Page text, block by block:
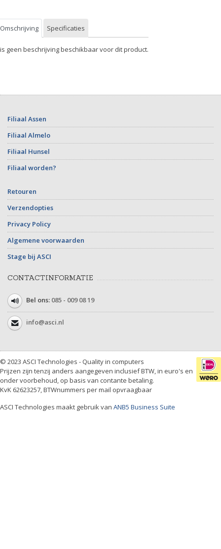
Omschrijving Specificaties
geen beschrijving beschikbaar voor dit product.
Filiaal Assen
Filiaal Almelo
Filiaal Hunsel
Filiaal worden?
Retouren
Verzendopties
Privacy Policy
Algemene voorwaarden
Stage bij ASCI
CONTACTINFORMATIE
Bel ons: 085 - 009 08 19
info@asci.nl
© 2023 ASCI Technologies - Quality in computers
Prijzen zijn tenzij anders aangegeven inclusief BTW, in euro's en
onder voorbehoud, op basis van contante betaling.
KvK 62623257, BTWnummers per mail opvraagbaar
ASCI Technologies maakt gebruik van ANB5 Business Suite